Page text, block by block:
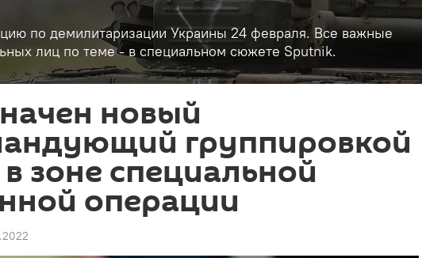
по демилитаризации Украины 24 февраля. Все важные
лиц по теме - в специальном сюжете Sputnik.
новый
группировкой
зоне специальной
операции